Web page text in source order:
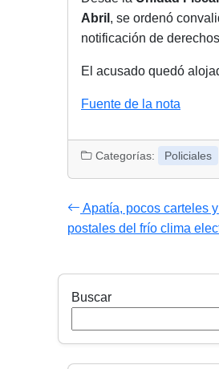
Abril , se ordenó
notificación de
El acusado quedó
Fuente de la nota
Categorías: Policiales
Apatía, pocos carteles
postales del frío clima
Buscar